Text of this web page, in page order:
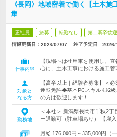
《長岡》地域密着で働く【土木
集
正社員 急募 転勤なし 第二新卒歓迎
情報更新日：2026/07/07 終了予定日： 2026/
仕事内容
【現場へは社用車を使用し、
心に、土木工事における施工管
対象と
なる方
【高卒以上｜経験者募集】＜
運転免許◆基本PCスキル ◎2級
の方は歓迎します！
勤務地
＜本社＞ 新潟県長岡市千秋2
ー通勤可（駐車場あり） 【雇入
月給 176,000円～335,000円（